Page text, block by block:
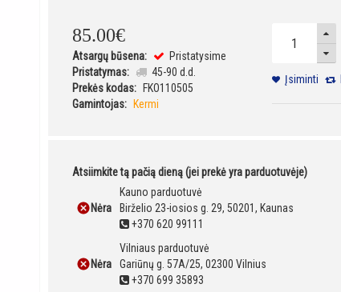
85.00€
Atsargų būsena:
Pristatysime
Pristatymas:
45-90 d.d.
Prekės kodas:
FKO110505
Gamintojas:
Kermi
Įsiminti
Atsiimkite tą pačią dieną (jei prekė yra parduotuvėje)
Nėra
Kauno parduotuvė
Birželio 23-iosios g. 29, 50201, Kaunas
+370 620 99111
Nėra
Vilniaus parduotuvė
Gariūnų g. 57A/25, 02300 Vilnius
+370 699 35893